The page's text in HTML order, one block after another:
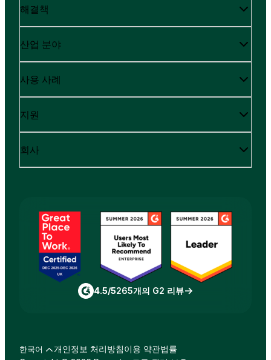
해결책
산업 분야
사용 사례
지원
회사
4.5/5265개의 G2 리뷰
한국어 개인정보 처리방침이용 약관법률